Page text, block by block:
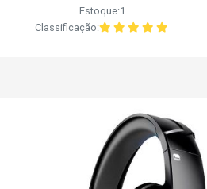
Estoque:1
Classificação: